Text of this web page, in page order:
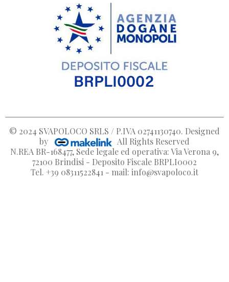
© 2024 SVAPOLOCO SRLS / P.IVA 02741130740. Designed
by
All Rights Reserved
N.REA BR-168477, Sede legale ed operativa: Via Verona 9,
72100 Brindisi - Deposito Fiscale BRPLI0002
Tel. +39 08311522841 - mail: info@svapoloco.it